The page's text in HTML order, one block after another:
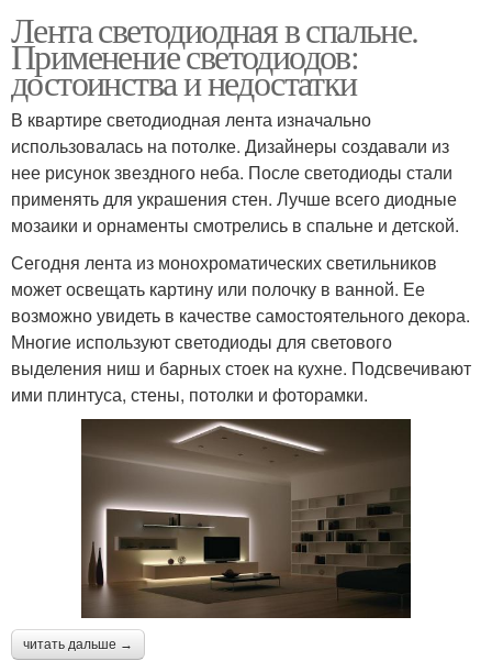
Лента светодиодная в спальне.
Применение светодиодов:
достоинства и недостатки
В квартире светодиодная лента изначально
использовалась на потолке. Дизайнеры создавали из
нее рисунок звездного неба. После светодиоды стали
применять для украшения стен. Лучше всего диодные
мозаики и орнаменты смотрелись в спальне и детской.
Сегодня лента из монохроматических светильников
может освещать картину или полочку в ванной. Ее
возможно увидеть в качестве самостоятельного декора.
Многие используют светодиоды для светового
выделения ниш и барных стоек на кухне. Подсвечивают
ими плинтуса, стены, потолки и фоторамки.
читать дальше →